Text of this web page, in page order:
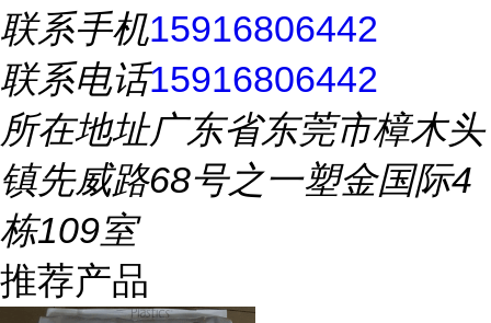
联系手机15916806442
联系电话15916806442
所在地址广东省东莞市樟木头
镇先威路68号之一塑金国际4
栋109室
推荐产品